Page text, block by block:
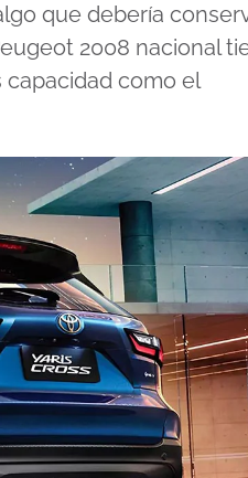
que debería
2008 nacional
como el